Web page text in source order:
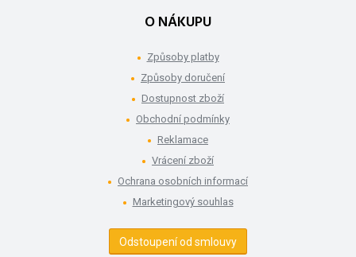
O NÁKUPU
Způsoby platby
Způsoby doručení
Dostupnost zboží
Obchodní podmínky
Reklamace
Vrácení zboží
Ochrana osobních informací
Marketingový souhlas
Odstoupení od smlouvy